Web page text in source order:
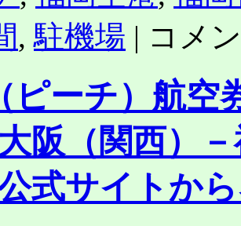
,駐機場 |
空］
初
ラ
イ
ト
（初
号
コメ
ピーチ）航空
阪（関西）
式サイトか